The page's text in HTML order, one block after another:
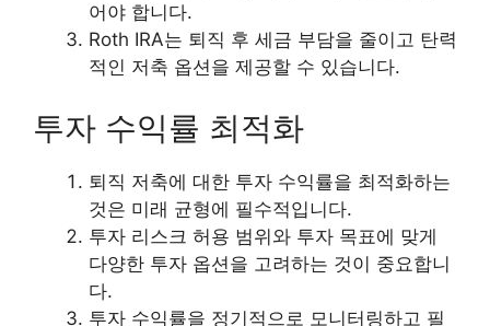
어야 합니다.
Roth IRA는 퇴직 후 세금 부담을 줄이고 탄력
적인 저축 옵션을 제공할 수 있습니다.
투자 수익률 최적화
퇴직 저축에 대한 투자 수익률을 최적화하는
것은 미래 균형에 필수적입니다.
투자 리스크 허용 범위와 투자 목표에 맞게
다양한 투자 옵션을 고려하는 것이 중요합니
다.
투자 수익률을 정기적으로 모니터링하고 필